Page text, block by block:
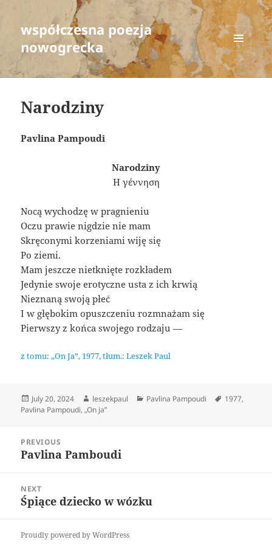
współczesna poezja
nowogrecka
MENU
AND
WIDGETS
Narodziny
Pavlina Pampoudi
Narodziny
Η γέννηση
Nocą wychodzę w pragnieniu
Oczu prawie nigdzie nie mam
Skręconymi korzeniami wiję się
Po ziemi.
Mam jeszcze nietknięte rozkładem
Jedynie swoje erotyczne usta z ich krwią
Nieznaną swoją płeć
I w głębokim opuszczeniu rozmnażam się
Pierwszy z końca swojego rodzaju —
z tomu: „On Ja”, 1977, tłum.: Leszek Paul
Posted
on
July 20, 2024 Author
leszekpaul Categories
Pavlina Pampoudi Tags
1977,
Pavlina Pampoudi,„On ja”
navigation
PREVIOUS
Previous
Pavlina Pamboudi
NEXT
Next
Śpiące dziecko w wózku
Proudly powered by WordPress